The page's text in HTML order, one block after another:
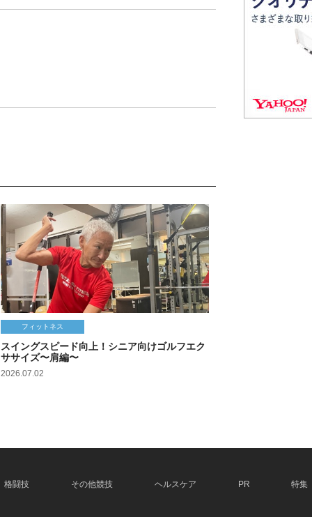
フィットネス
スイングスピード向上！シニア向けゴルフエク
ササイズ〜肩編〜
2026.07.02
格闘技 その他競技 ヘルスケア PR 特集